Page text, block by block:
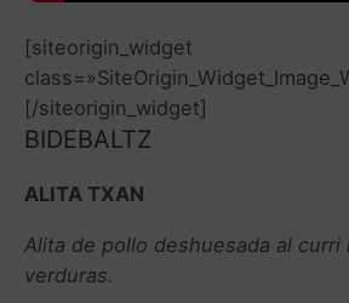
[siteorigin_widget
[/siteorigin_widget]
BIDEBALTZ
ALITA TXAN
Alita de pollo deshuesada al curri
verduras.